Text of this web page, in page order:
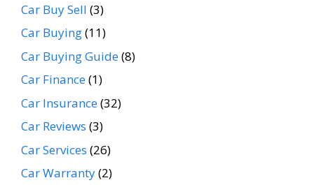
Car Buy Sell (3)
Car Buying(11)
Car Buying Guide(8)
Car Finance(1)
Car Insurance(32)
Car Reviews (3)
Car Services (26)
Car Warranty(2)